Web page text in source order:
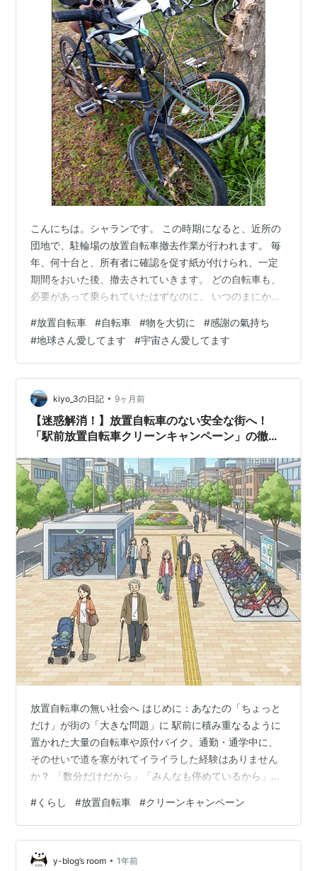
こんにちは。シャランです。 この時期になると、近所の
団地で、駐輪場の放置自転車撤去作業が行われます。 毎
年、何十台と、所有者に確認を促す紙が付けられ、一定
期間をおいた後、撤去されていきます。 どの自転車も、
必要があって乗られていたはずなのに、 いつのまにか乗
ようになりました。 自転車に助けられていた時期もあっ
ただろうから、せめて、乗ってらした方は、 今迄ありが
とうの感謝の氣持ちは持っていて欲しいなと思いまし
た。 地球さん愛してます🌍💕 宇宙さん愛してます🌟💕
地球さんや宇宙さん、自然の事を学び出会い、心がほっ
とする環境に♫ 国際風水学研究所 …
#放置自転車 #自転車 #物を大切に #感謝の氣持ち
#地球さん愛してます #宇宙さん愛してます
kiyo_3の日記 • 9ヶ月前
【迷惑解消！】放置自転車のない安全な街へ！
「駅前放置自転車クリーンキャンペーン」の徹底
放置自転車の無い社会へ はじめに：あなたの「ちょっと
だけ」が街の「大きな問題」に 駅前に積み重なるように
置かれた大量の自転車や原付バイク。通勤・通学中に、
そのせいで道を塞がれてイライラした経験はありません
か？ 「数分だけだから」「みんなも停めているから」
は街の安全、美観、そして私たちの税金にまで大きな負
担をかけています。 毎年10月下旬から11月にかけて、全
国各地で集中的に実施されるのが「駅前放置自転車クリ
ーンキャンペーン」です。この取り組みは、単に自転車
#くらし #放置自転車 #クリーンキャンペーン
y-blog’s room • 1年前